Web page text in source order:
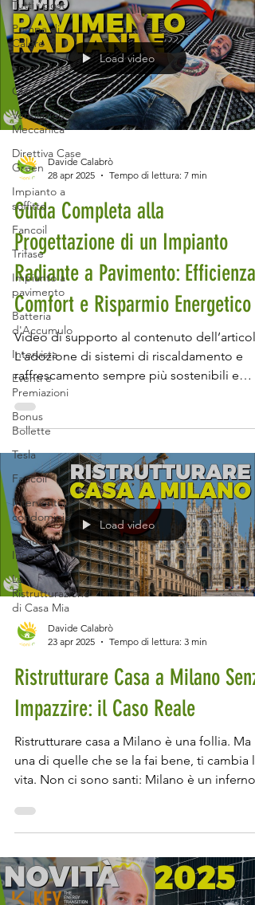
Tutti i post
Pompa di
Calore
Fotovoltaico
Cantieri
Ventilazione
Meccanica
Direttiva Case
Green
Impianto a
soffitto
Fancoil
Trifase
Impianto a
pavimento
Batteria
d'Accumulo
Intervista
Eventi e
Premiazioni
Bonus
Bollette
Tesla
Fancoil
Interventi in
condominio
Bonus e
Incentivi
La
Ristrutturazione
di Casa Mia
Load video
Davide Calabrò
28 apr 2025
Tempo di lettura: 7 min
Guida Completa alla
Progettazione di un Impianto
Radiante a Pavimento: Efficienza,
Comfort e Risparmio Energetico
Video di supporto al contenuto
L'adozione di sistemi di riscaldamento e
raffrescamento sempre più sostenibili e
efficienti è ormai una priorità per chi
desidera vivere in una casa che rispetti
l'ambiente e ottimizzi i consumi energetici.
Tra le soluzioni più apprezzate per il
riscaldamento domestico, l'impianto
radiante a pavimento sta guadagnando
sempre più attenzione, grazie alla sua
capacità di garantire un comfort termico
elevato e un'efficienza energetica
Load video
Davide Calabrò
23 apr 2025
Tempo di lettura: 3 min
Ristrutturare Casa a Milano Senza
Impazzire: il Caso Reale
Ristrutturare casa a Milano è una follia. Ma
una di quelle che se la fai bene, ti cambia la
vita. Non ci sono santi: Milano è un inferno
impossibili, regolamenti condominiali da
anni '70, vincoli ovunque, architetti che
parlano di estetica e non hanno idea di
sia un kWh. E nel mezzo ci sei tu, che vuoi
una casa bella, comoda, efficiente,